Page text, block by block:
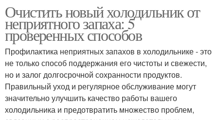
Очистить новый холодильник от
неприятного запаха: 5
проверенных способов
Профилактика неприятных запахов в холодильнике - это
не только способ поддержания его чистоты и свежести,
но и залог долгосрочной сохранности продуктов.
Правильный уход и регулярное обслуживание могут
значительно улучшить качество работы вашего
холодильника и предотвратить множество проблем,